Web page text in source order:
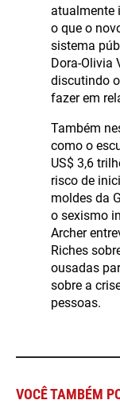
atualmente
o que o
sistema
Dora-Olivia
discutindo
fazer em
Também
como o
US$ 3,6
risco de
moldes da
o sexismo
Archer
Riches
ousadas
sobre a
pessoas.
VOCÊ TAMBÉM